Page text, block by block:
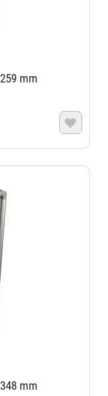
mm

mm